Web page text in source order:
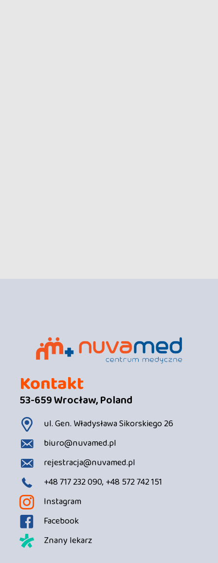
Kontakt
53-659 Wrocław, Poland
ul. Gen. Władysława Sikorskiego 26
biuro@nuvamed.pl
rejestracja@nuvamed.pl
+48 717 232 090, +48 572 742 151
Instagram
Facebook
Znany lekarz